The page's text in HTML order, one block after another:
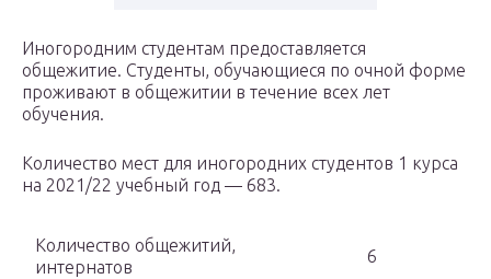
Иногородним студентам предоставляется
общежитие. Студенты, обучающиеся по очной форме
проживают в общежитии в течение всех лет
обучения.
Количество мест для иногородних студентов 1 курса
на 2021/22 учебный год — 683.
Количество общежитий,
интернатов
6